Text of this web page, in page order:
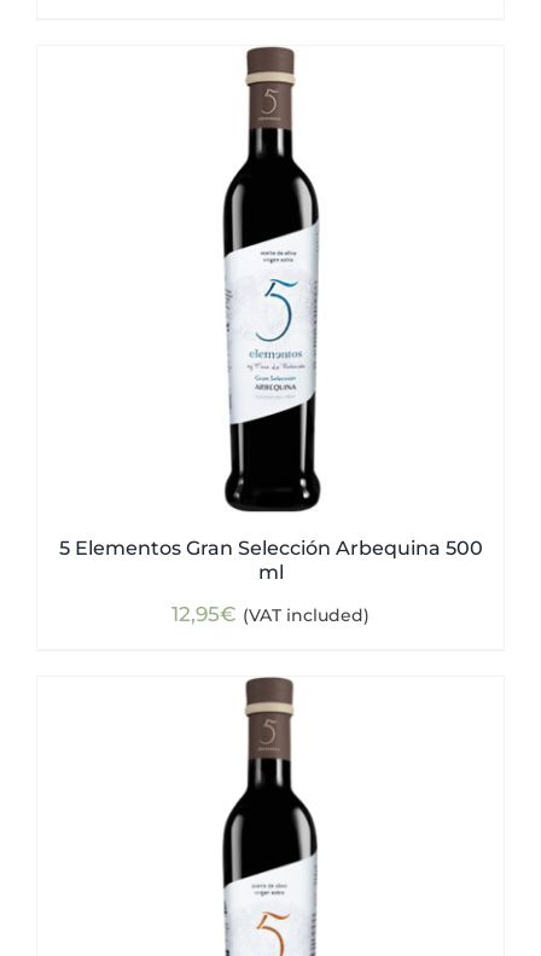
5 Elementos Gran Selección Arbequina 500
ml
12,95€ (VAT included)